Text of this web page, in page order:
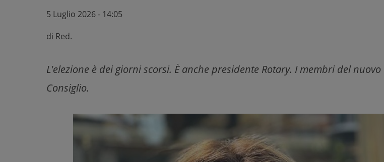
5 Luglio 2026 - 14:05
di Red.
L'elezione è dei giorni scorsi. È anche presidente Rotary. I membri del nuovo
Consiglio.